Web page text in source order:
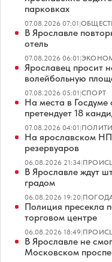
парковках
07.08.2026 07:01|
В Ярославле
отель
07.08.2026 06:01|
Ярославец просит
волейбольную
07.08.2026 05:01|СПОРТ
На места в Госдуме
претендует 18
07.08.2026 04:01|
На ярославском
резервуаров
06.08.2026 21:34|
В Ярославле ждут
градом
06.08.2026 19:20|
Полиция пресекла
торговом центре
06.08.2026 18:49|
В Ярославле не
Московском